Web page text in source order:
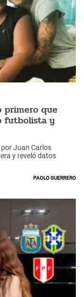
primero que
futbolista y
Juan Carlos
y reveló datos
Paolo Guerrero